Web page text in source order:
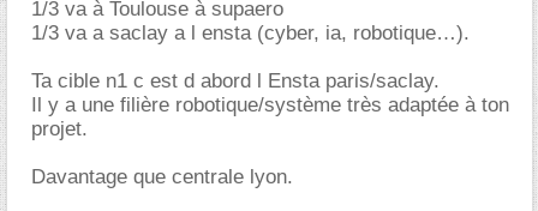
1/3 va à Toulouse à supaero
1/3 va a saclay a l ensta (cyber, ia, robotique…).
Ta cible n1 c est d abord l Ensta paris/saclay.
Il y a une filière robotique/système très adaptée à ton
projet.
Davantage que centrale lyon.